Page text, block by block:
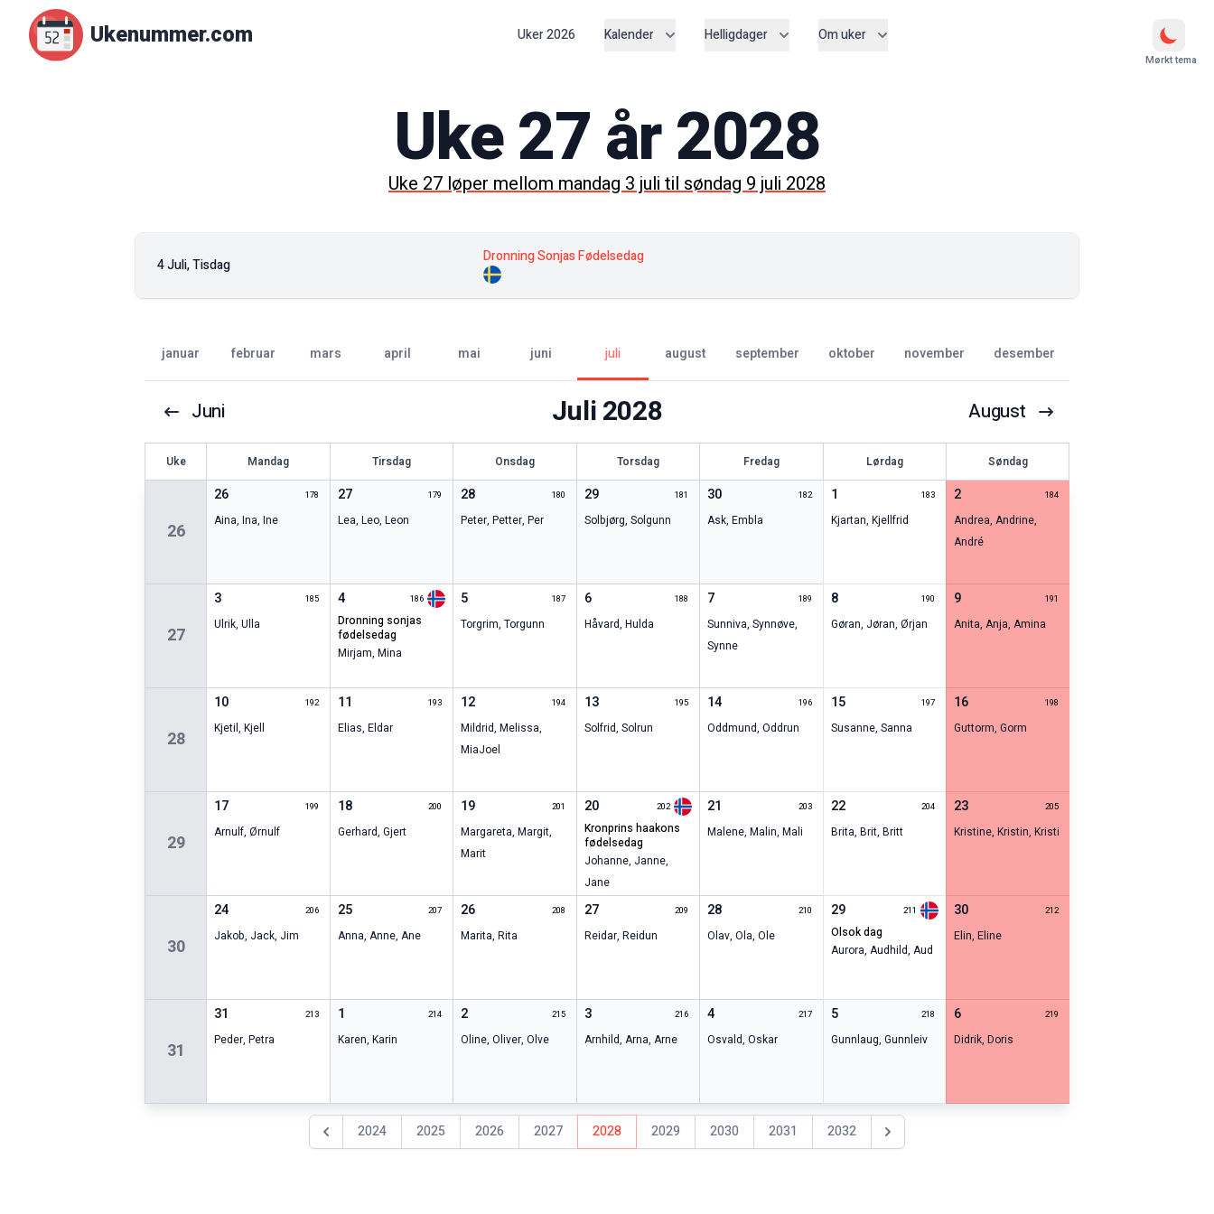
Ukenummer.com Uker2026 Kalender Helligdager Om uker
Mørkt tema
Uke27år2028
Uke27løper mellommandag 3 julitilsøndag 9 juli 2028
4 Juli, Tisdag Dronning Sonjas Fødelsedag
januar februar mars april mai juni juli august september oktober november desember
Juni Juli2028 August
Uke Mandag Tirsdag Onsdag Torsdag Fredag Lørdag Søndag
26
26 178
Aina,Ina,Ine
27 179
Lea, Leo, Leon
28 180
Peter,Petter,Per
29 181
Solbjørg, Solgunn
30 182
Ask,Embla
1 183
Kjartan, Kjellfrid
2 184
Andrea,Andrine,
André
27
3 185
Ulrik,Ulla
4 186
dronning sonjas
fødelsedag
Mirjam, Mina
5 187
Torgrim,Torgunn
6 188
Håvard, Hulda
7 189
Sunniva,Synnøve,
Synne
8 190
Gøran, Jøran, Ørjan
9 191
Anita,Anja,Amina
28
10 192
Kjetil,Kjell
11 193
Elias, Eldar
12 194
Mildrid,Melissa,
MiaJoel
13 195
Solfrid, Solrun
14 196
Oddmund,Oddrun
15 197
Susanne, Sanna
16 198
Guttorm,Gorm
29
17 199
Arnulf,Ørnulf
18 200
Gerhard, Gjert
19 201
Margareta,Margit,
Marit
20 202
kronprins haakons
fødelsedag
Johanne, Janne,
Jane
21 203
Malene,Malin,Mali
22 204
Brita, Brit, Britt
23 205
Kristine,Kristin,Kristi
30
24 206
Jakob, Jack, Jim
25 207
Anna, Anne, Ane
26 208
Marita,Rita
27 209
Reidar, Reidun
28 210
Olav,Ola,Ole
29 211
olsok dag
Aurora, Audhild, Aud
30 212
Elin,Eline
31
31 213
Peder,Petra
1 214
Karen, Karin
2 215
Oline,Oliver,Olve
3 216
Arnhild, Arna, Arne
4 217
Osvald,Oskar
5 218
Gunnlaug, Gunnleiv
6 219
Didrik,Doris
Föregående år
2024 2025 2026 2027 2028 2029 2030 2031 2032 Nästa år